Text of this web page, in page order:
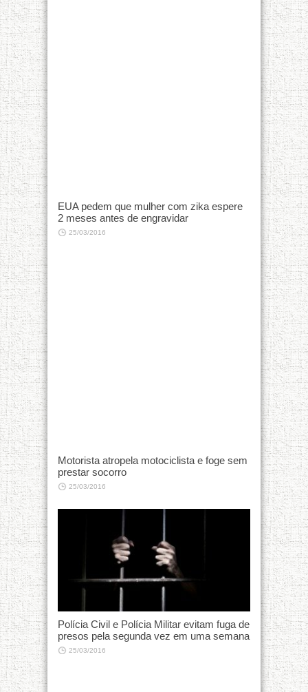
EUA pedem que mulher com zika espere
2 meses antes de engravidar
25/03/2016
Motorista atropela motociclista e foge sem
prestar socorro
25/03/2016
Polícia Civil e Polícia Militar evitam fuga de
presos pela segunda vez em uma semana
25/03/2016